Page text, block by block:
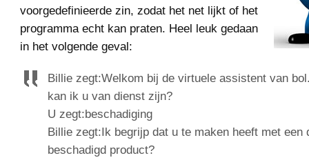
voorgedefinieerde zin, zodat het net lijkt of het
programma echt kan praten. Heel leuk gedaan
in het volgende geval:
Billie zegt:Welkom bij de virtuele assistent van
kan ik u van dienst zijn?
U zegt:beschadiging
Billie zegt:Ik begrijp dat u te maken heeft met een
beschadigd product?